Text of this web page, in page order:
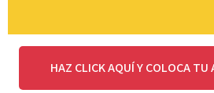
HAZ CLICK AQUÍ Y COLOCA TU